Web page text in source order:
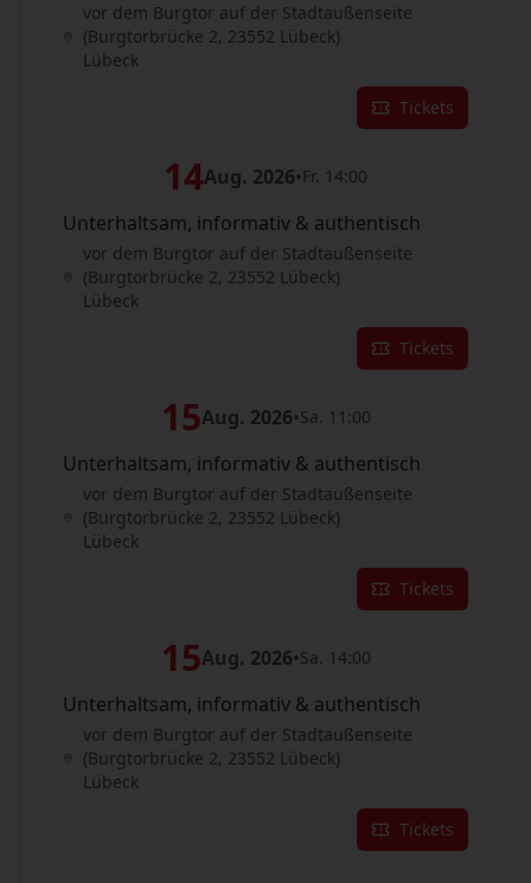
vor dem Burgtor auf der Stadtaußenseite
(Burgtorbrücke 2, 23552 Lübeck)
Lübeck
Tickets
14Aug. 2026•Fr. 14:00
Unterhaltsam, informativ & authentisch
vor dem Burgtor auf der Stadtaußenseite
(Burgtorbrücke 2, 23552 Lübeck)
Lübeck
Tickets
15Aug. 2026•Sa. 11:00
Unterhaltsam, informativ & authentisch
vor dem Burgtor auf der Stadtaußenseite
(Burgtorbrücke 2, 23552 Lübeck)
Lübeck
Tickets
15Aug. 2026•Sa. 14:00
Unterhaltsam, informativ & authentisch
vor dem Burgtor auf der Stadtaußenseite
(Burgtorbrücke 2, 23552 Lübeck)
Lübeck
Tickets